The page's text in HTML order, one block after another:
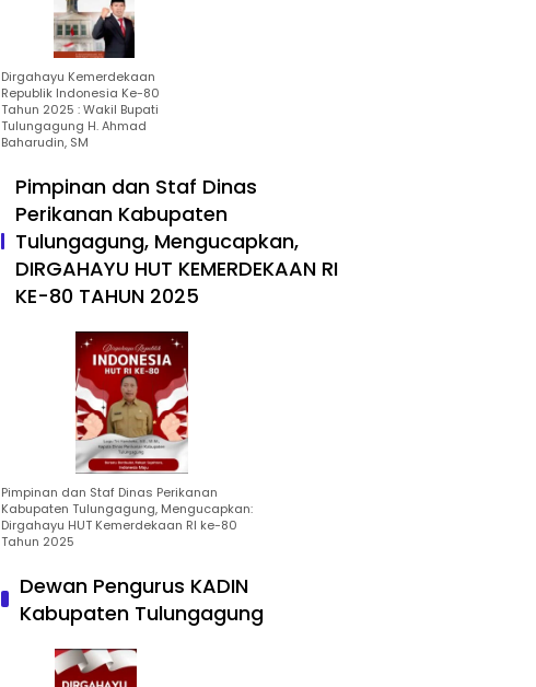
Dirgahayu Kemerdekaan
Republik Indonesia Ke-80
Tahun 2025 : Wakil Bupati
Tulungagung H. Ahmad
Baharudin, SM
Pimpinan dan Staf Dinas
Perikanan Kabupaten
Tulungagung, Mengucapkan,
DIRGAHAYU HUT KEMERDEKAAN RI
KE-80 TAHUN 2025
Pimpinan dan Staf Dinas Perikanan
Kabupaten Tulungagung, Mengucapkan:
Dirgahayu HUT Kemerdekaan RI ke-80
Tahun 2025
Dewan Pengurus KADIN
Kabupaten Tulungagung